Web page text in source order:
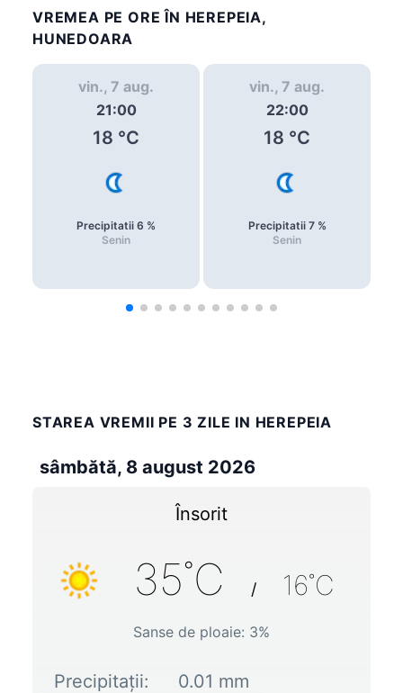
VREMEA PE ORE ÎN HEREPEIA,
HUNEDOARA
vin., 7 aug.
21:00
18 °C
Precipitatii 6 %
Senin
vin., 7 aug.
22:00
18 °C
Precipitatii 7%
Senin
STAREA VREMII PE 3 ZILE IN HEREPEIA
sâmbătă, 8 august 2026
Însorit
35˚C / 16˚C
Sanse de ploaie: 3%
Precipitații: 0.01 mm